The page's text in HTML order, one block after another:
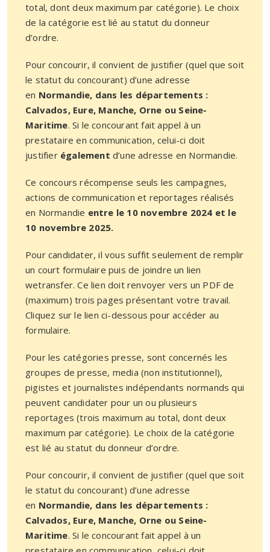
total, dont deux maximum par catégorie). Le choix
de la catégorie est lié au statut du donneur
d’ordre.
Pour concourir, il convient de justifier (quel que soit
le statut du concourant) d’une adresse
en Normandie, dans les départements :
Calvados, Eure, Manche, Orne ou Seine-
Maritime. Si le concourant fait appel à un
prestataire en communication, celui-ci doit
justifier égalementd’une adresse en Normandie.
Ce concours récompense seuls les campagnes,
actions de communication et reportages réalisés
en Normandie entre le 10 novembre 2024 et le
10 novembre 2025.
Pour candidater, il vous suffit seulement de remplir
un court formulaire puis de joindre un lien
wetransfer. Ce lien doit renvoyer vers un PDF de
(maximum) trois pages présentant votre travail.
Cliquez sur le lien ci-dessous pour accéder au
formulaire.
Pour les catégories presse, sont concernés les
groupes de presse, media (non institutionnel),
pigistes et journalistes indépendants normands qui
peuvent candidater pour un ou plusieurs
reportages (trois maximum au total, dont deux
maximum par catégorie). Le choix de la catégorie
est lié au statut du donneur d’ordre.
Pour concourir, il convient de justifier (quel que soit
le statut du concourant) d’une adresse
en Normandie, dans les départements :
Calvados, Eure, Manche, Orne ou Seine-
Maritime. Si le concourant fait appel à un